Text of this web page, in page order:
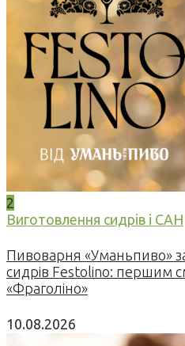
2
Виготовлення сидрів і САН
Пивоварня «Уманьпиво»
сидрів Festolino: першим
«Фраголіно»
10.08.2026